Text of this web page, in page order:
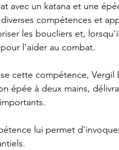
avec un katana et une
compétences et
les boucliers et,
l'aider au combat.
cette compétence, Vergil
épée à deux mains,
lui permet